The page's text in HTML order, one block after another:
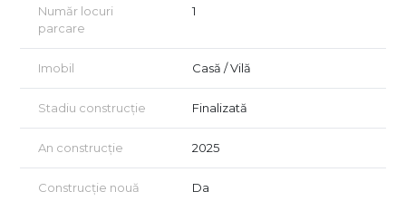
Număr locuri
parcare
1
Imobil Casă / Vilă
Stadiu construcție Finalizată
An construcție 2025
Construcție nouă Da